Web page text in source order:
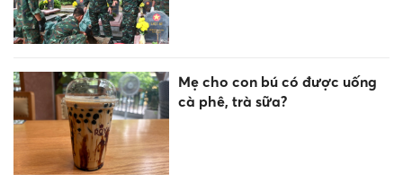
Mẹ cho con bú có được uống
cà phê, trà sữa?